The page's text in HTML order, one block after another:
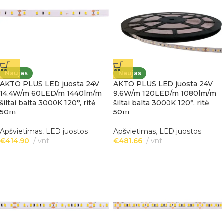
Naujas
AKTO PLUS LED juosta 24V
14.4W/m 60LED/m 1440lm/m
šiltai balta 3000K 120°, ritė
50m
Apšvietimas, LED juostos
€414.90 vnt
Naujas
AKTO PLUS LED juosta 24V
9.6W/m 120LED/m 1080lm/m
šiltai balta 3000K 120°, ritė
50m
Apšvietimas, LED juostos
€481.66 vnt